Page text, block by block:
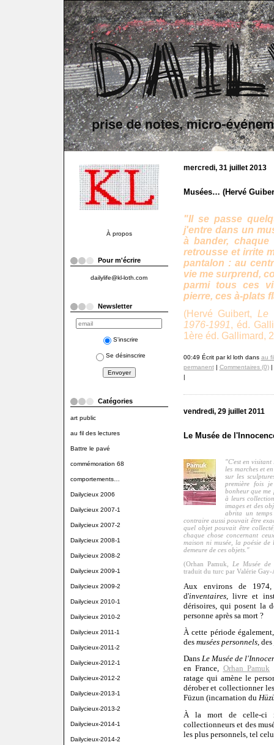
À propos
Pour m'écrire
dailylife@kl-loth.com
Newsletter
S'inscrire
Se désinscrire
Catégories
art public
au fil des lectures
Battre le pavé
commémoration 68
comportements…
Dailycieux 2006
Dailycieux 2007-1
Dailycieux 2007-2
Dailycieux 2008-1
Dailycieux 2008-2
Dailycieux 2009-1
Dailycieux 2009-2
Dailycieux 2010-1
Dailycieux 2010-2
Dailycieux 2011-1
Dailycieux-2011-2
Dailycieux-2012-1
Dailycieux-2012-2
Dailycieux-2013-1
Dailycieux-2013-2
Dailycieux-2014-1
Dailycieux-2014-2
mercredi, 31 juillet 2013
Musées… (Hervé
"Il se passe
j'entre dans un
à bander,
retrousse et irrite
pantalon : au
vie me surprend,
parmi tous ces
pierre, ces à-plats
(Hervé Guibert, Le
1976-1991, éd.
1ère éd. Gallimard,
00:49 Écrit par kl loth dans au
permanent| Commentaires (0)|
vendredi, 29 juillet 2011
Le Musée de
"C'est en visitant
les marches et
sur les
première fois
bonheur que me
à leurs
images et des
abrita un temps
contraire aussi pouvait être
quel objet pouvait être
chaque chose concernant
maison ni musée, la poésie
demeure de ces objets."
(Orhan Pamuk,
Le Musée de
traduit du turc par Valérie
Aux environs de
d'inventaires, livre et
dérisoires, qui posent la
personne après sa mort ?
À cette période
des musées personnels, des
Dans Le Musée de
en France, Orhan Pamuk
ratage qui amène le
dérober et collectionner
Füzun (incarnation du
À la mort de celle-ci
collectionneurs et des
les plus personnels, tel